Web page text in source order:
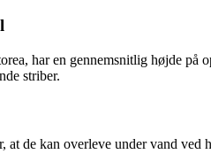
har en gennemsnitlig højde
striber.
at de kan overleve under vand